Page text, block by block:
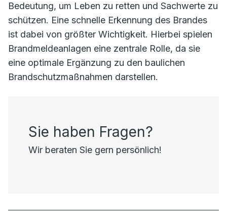
Bedeutung, um Leben zu retten und Sachwerte zu
schützen. Eine schnelle Erkennung des Brandes
ist dabei von größter Wichtigkeit. Hierbei spielen
Brandmeldeanlagen eine zentrale Rolle, da sie
eine optimale Ergänzung zu den baulichen
Brandschutzmaßnahmen darstellen.
Sie haben Fragen?
Wir beraten Sie gern persönlich!